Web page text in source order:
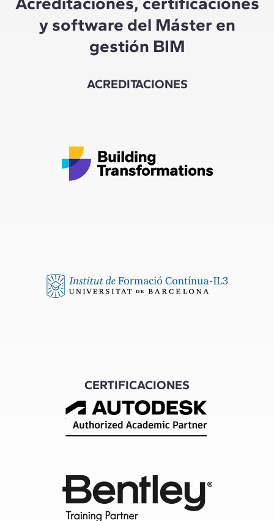
y software del Máster en
gestión BIM
ACREDITACIONES
CERTIFICACIONES